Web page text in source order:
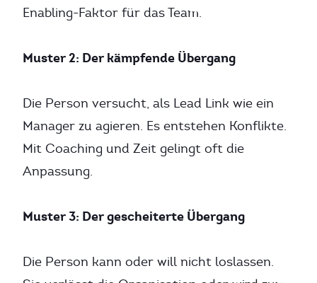
Enabling-Faktor für das Team.
Muster 2: Der kämpfende Übergang
Die Person versucht, als Lead Link wie ein
Manager zu agieren. Es entstehen Konflikte.
Mit Coaching und Zeit gelingt oft die
Anpassung.
Muster 3: Der gescheiterte Übergang
Die Person kann oder will nicht loslassen.